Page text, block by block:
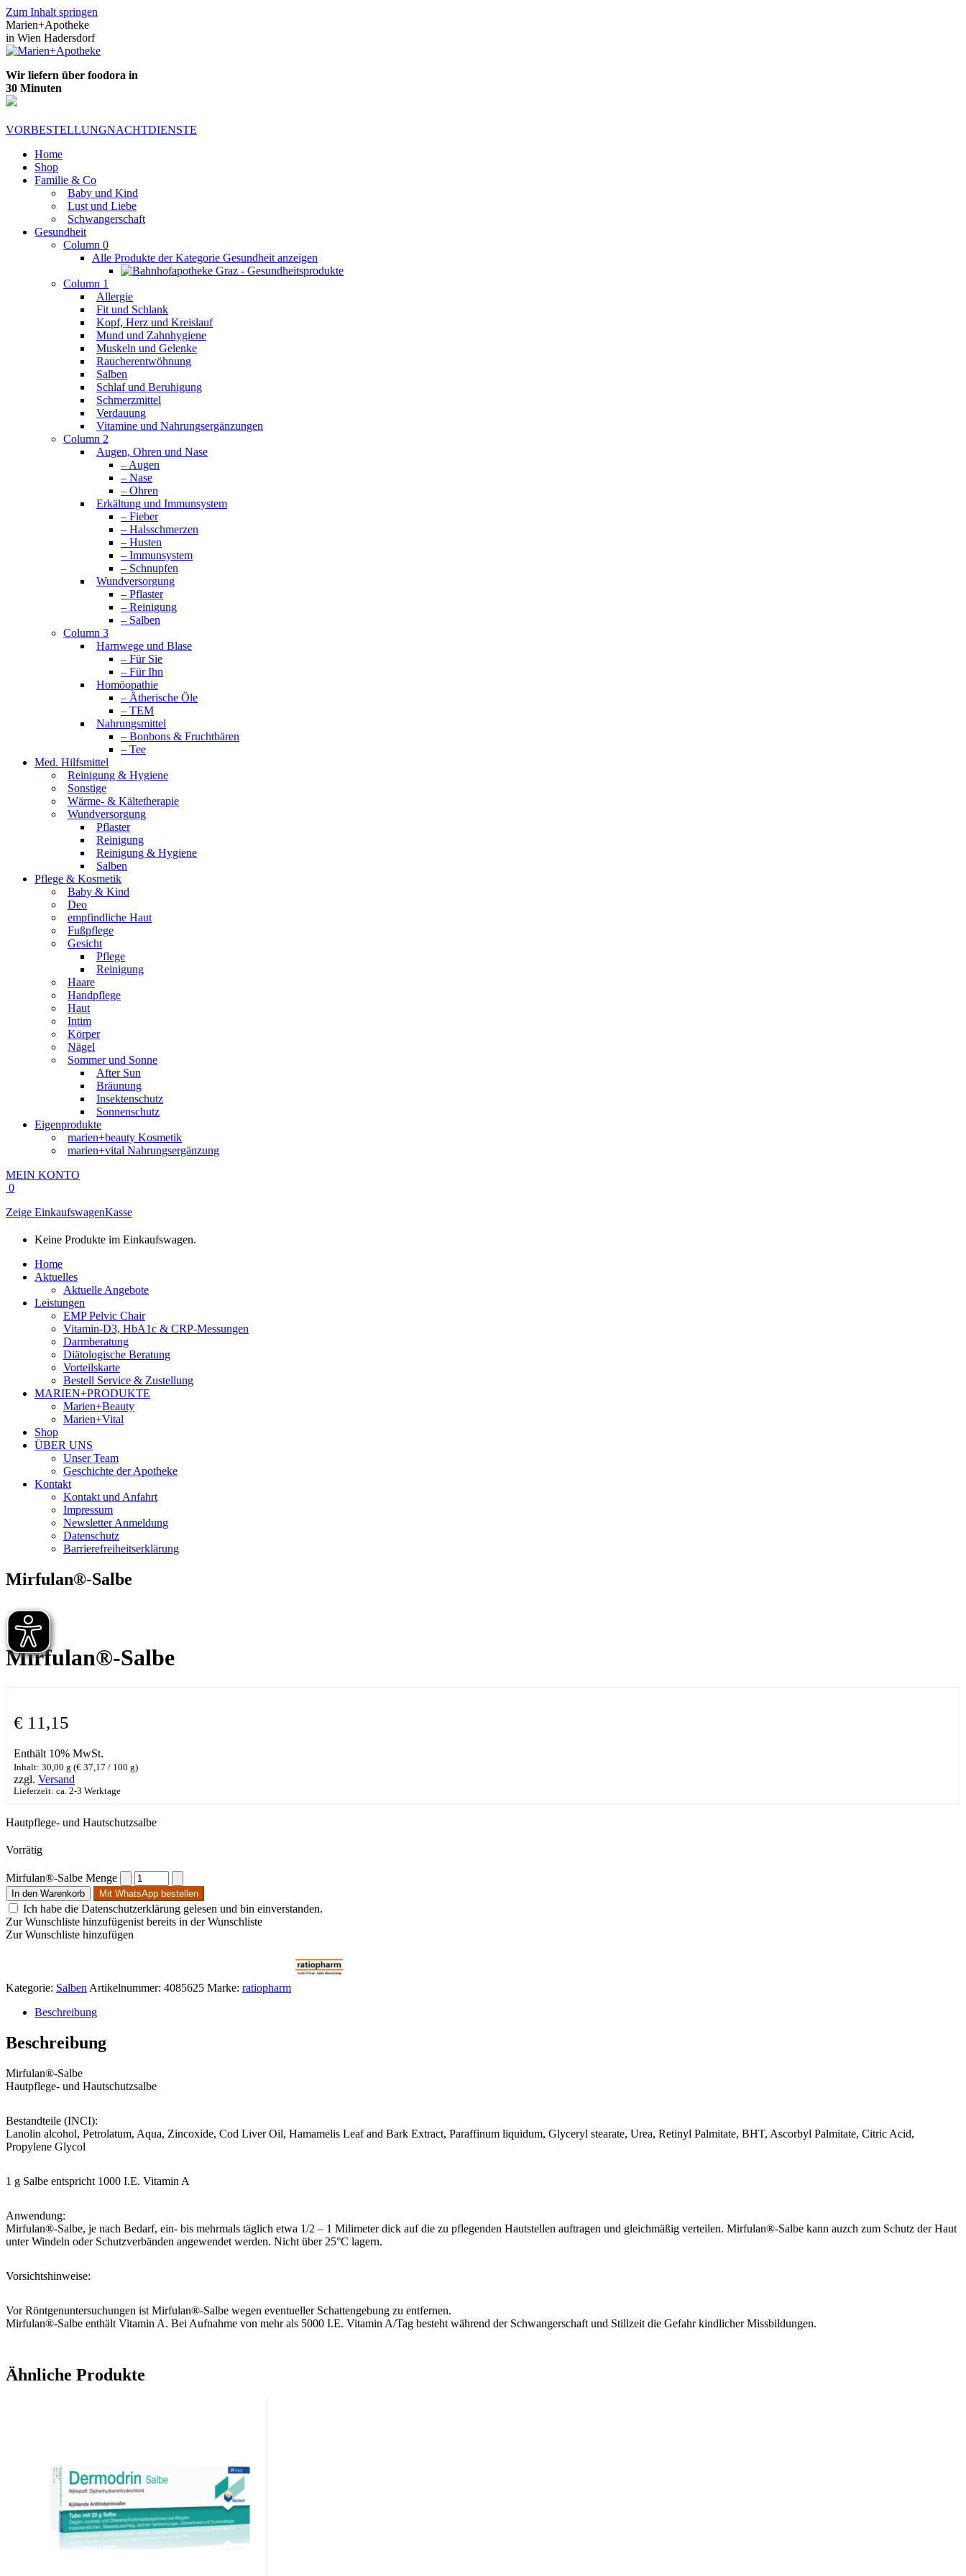
Zum Inhalt springen
Marien+Apotheke
in Wien Hadersdorf
Wir liefern über foodora in
30 Minuten
VORBESTELLUNGNACHTDIENSTE
Home
Shop
Familie & Co
Baby und Kind
Lust und Liebe
Schwangerschaft
Gesundheit
Column 0
Alle Produkte der Kategorie Gesundheit anzeigen
Column 1
Allergie
Fit und Schlank
Kopf, Herz und Kreislauf
Mund und Zahnhygiene
Muskeln und Gelenke
Raucherentwöhnung
Salben
Schlaf und Beruhigung
Schmerzmittel
Verdauung
Vitamine und Nahrungsergänzungen
Column 2
Augen, Ohren und Nase
– Augen
– Nase
– Ohren
Erkältung und Immunsystem
– Fieber
– Halsschmerzen
– Husten
– Immunsystem
– Schnupfen
Wundversorgung
– Pflaster
– Reinigung
– Salben
Column 3
Harnwege und Blase
– Für Sie
– Für Ihn
Homöopathie
– Ätherische Öle
– TEM
Nahrungsmittel
– Bonbons & Fruchtbären
– Tee
Med. Hilfsmittel
Reinigung & Hygiene
Sonstige
Wärme- & Kältetherapie
Wundversorgung
Pflaster
Reinigung
Reinigung & Hygiene
Salben
Pflege & Kosmetik
Baby & Kind
Deo
empfindliche Haut
Fußpflege
Gesicht
Pflege
Reinigung
Haare
Handpflege
Haut
Intim
Körper
Nägel
Sommer und Sonne
After Sun
Bräunung
Insektenschutz
Sonnenschutz
Eigenprodukte
marien+beauty Kosmetik
marien+vital Nahrungsergänzung
MEIN KONTO
0
Zeige EinkaufswagenKasse
Keine Produkte im Einkaufswagen.
Home
Aktuelles
Aktuelle Angebote
Leistungen
EMP Pelvic Chair
Vitamin-D3, HbA1c & CRP-Messungen
Darmberatung
Diätologische Beratung
Vorteilskarte
Bestell Service & Zustellung
MARIEN+PRODUKTE
Marien+Beauty
Marien+Vital
Shop
ÜBER UNS
Unser Team
Geschichte der Apotheke
Kontakt
Kontakt und Anfahrt
Impressum
Newsletter Anmeldung
Datenschutz
Barrierefreiheitserklärung
Mirfulan®-Salbe
Mirfulan®-Salbe
€ 11,15
Enthält 10% MwSt.
Inhalt: 30,00 g (€ 37,17 / 100 g)
zzgl. Versand
Lieferzeit: ca. 2-3 Werktage
Hautpflege- und Hautschutzsalbe
Vorrätig
Mirfulan®-Salbe Menge
In den Warenkorb Mit WhatsApp bestellen
Ich habe die Datenschutzerklärung gelesen und bin einverstanden.
Zur Wunschliste hinzufügenist bereits in der Wunschliste
Zur Wunschliste hinzufügen
Kategorie: Salben Artikelnummer: 4085625 Marke: ratiopharm
Beschreibung
Beschreibung
Mirfulan®-Salbe
Hautpflege- und Hautschutzsalbe
Bestandteile (INCI):
Lanolin alcohol, Petrolatum, Aqua, Zincoxide, Cod Liver Oil, Hamamelis Leaf and Bark Extract, Paraffinum liquidum, Glyceryl stearate, Urea, Retinyl Palmitate, BHT, Ascorbyl Palmitate, Citric Acid,
Propylene Glycol
1 g Salbe entspricht 1000 I.E. Vitamin A
Anwendung:
Mirfulan®-Salbe, je nach Bedarf, ein- bis mehrmals täglich etwa 1/2 – 1 Milimeter dick auf die zu pflegenden Hautstellen auftragen und gleichmäßig verteilen. Mirfulan®-Salbe kann auzch zum Schutz der Haut
unter Windeln oder Schutzverbänden angewendet werden. Nicht über 25°C lagern.
Vorsichtshinweise:
Vor Röntgenuntersuchungen ist Mirfulan®-Salbe wegen eventueller Schattengebung zu entfernen.
Mirfulan®-Salbe enthält Vitamin A. Bei Aufnahme von mehr als 5000 I.E. Vitamin A/Tag besteht während der Schwangerschaft und Stillzeit die Gefahr kindlicher Missbildungen.
Ähnliche Produkte